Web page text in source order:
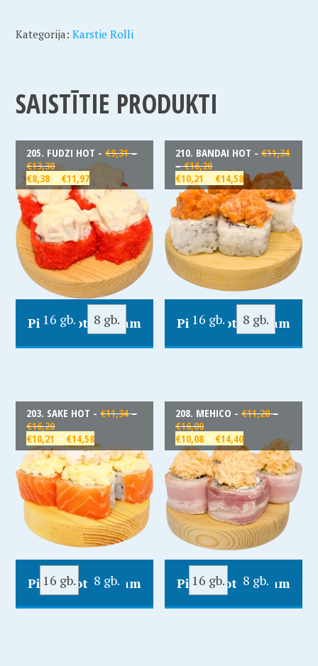
Kategorija:Karstie Rolli
SAISTĪTIE PRODUKTI
205. FUDZI HOT -€9,31 –
€13,30
€8,38 – €11,97
16 gb. 8 gb.
Pievienot Grozam
210. BANDAI HOT -€11,34
– €16,20
€10,21 – €14,58
16 gb. 8 gb.
Pievienot Grozam
203. SAKE HOT -€11,34 –
€16,20
€10,21 – €14,58
16 gb. 8 gb.
Pievienot Grozam
208. MEHICO -€11,20 –
€16,00
€10,08 – €14,40
16 gb. 8 gb.
Pievienot Grozam